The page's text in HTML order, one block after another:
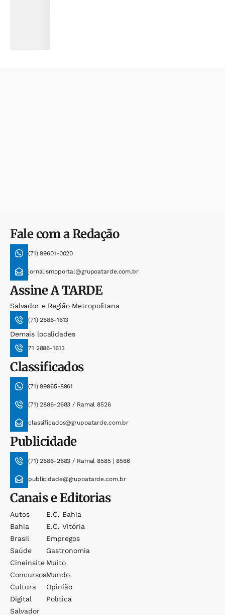
Fale com a Redação
(71) 99601-0020
jornalismoportal@grupoatarde.com.br
AssineA TARDE
Salvador e Região Metropolitana
(71) 2886-1613
Demais localidades
71 2886-1613
Classificados
(71) 99965-8961
(71) 2886-2683 / Ramal 8526
classificados@grupoatarde.com.br
Publicidade
(71) 2886-2683 / Ramal 8585 | 8586
publicidade@grupoatarde.com.br
Canais e Editorias
Autos
Bahia
Brasil
Saúde
Cineinsite
Concursos
Cultura
Digital
Salvador
E.c. Bahia
E.c. Vitória
Empregos
Gastronomia
Muito
Mundo
Opinião
Política